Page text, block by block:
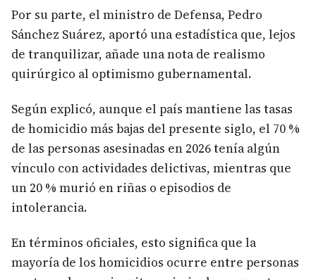
Por su parte, el ministro de Defensa, Pedro
Sánchez Suárez, aportó una estadística que, lejos
de tranquilizar, añade una nota de realismo
quirúrgico al optimismo gubernamental.
Según explicó, aunque el país mantiene las tasas
de homicidio más bajas del presente siglo, el 70 %
de las personas asesinadas en 2026 tenía algún
vínculo con actividades delictivas, mientras que
un 20 % murió en riñas o episodios de
intolerancia.
En términos oficiales, esto significa que la
mayoría de los homicidios ocurre entre personas